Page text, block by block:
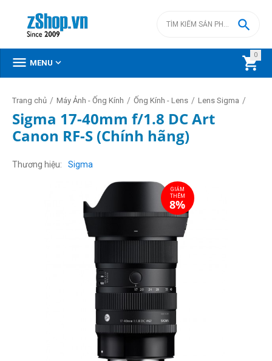
0


 MENU 
Trang chủ / Máy Ảnh - Ống Kính / Ống Kính - Lens / Lens Sigma /
Sigma 17-40mm f/1.8 DC Art
Canon RF-S (Chính hãng)
Thương hiệu Sigma